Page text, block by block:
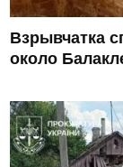
Взрывчатка
около